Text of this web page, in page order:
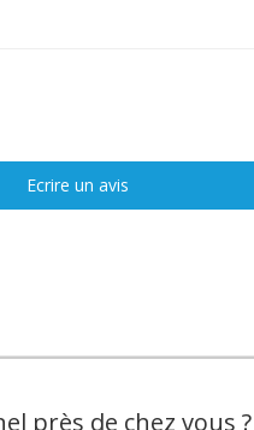
Ecrire un avis
près de chez vous ?